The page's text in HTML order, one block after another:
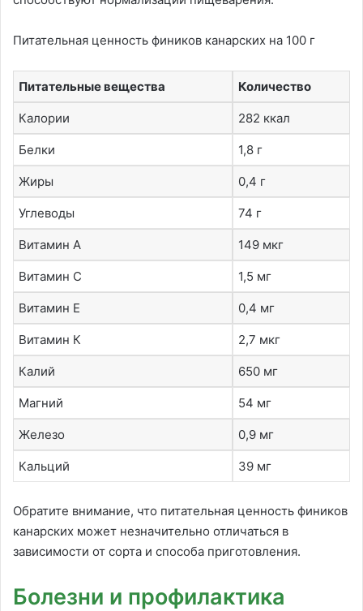
Питательная ценность фиников канарских на 100 г
Питательные вещества Количество
Калории 282 ккал
Белки 1,8 г
Жиры 0,4 г
Углеводы 74 г
Витамин А 149 мкг
Витамин С 1,5 мг
Витамин Е 0,4 мг
Витамин К 2,7 мкг
Калий 650 мг
Магний 54 мг
Железо 0,9 мг
Кальций 39 мг
Обратите внимание, что питательная ценность фиников
канарских может незначительно отличаться в
зависимости от сорта и способа приготовления.
Болезни и профилактика